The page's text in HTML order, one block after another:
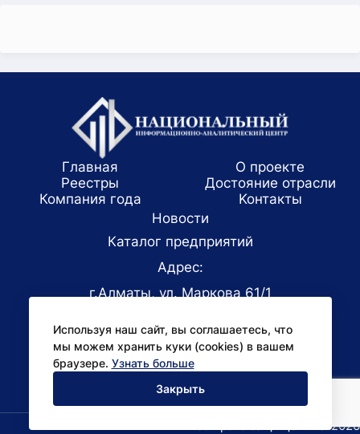
Используя наш сайт, вы соглашаетесь, что
мы можем хранить куки (cookies) в вашем
браузере. Узнать больше
Закрыть
Главная
О проекте
Реестры
Достояние отрасли
Компания года
Koнтaкты
Новости
Каталог предприятий
Адрес:
г.Алматы, ул. Маркова 61/1
office@niac.kz
Для СМИ:
pr@niac.kz
Все права защищены © 2026